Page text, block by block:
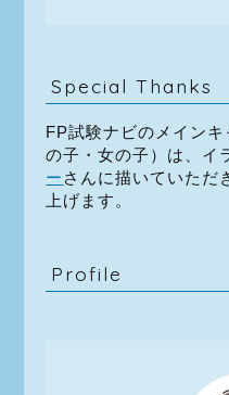
Special Thanks
FP試験ナビのメイン
の子・女の子）は、イ
ー さんに描いていただ
上げます。
Profile